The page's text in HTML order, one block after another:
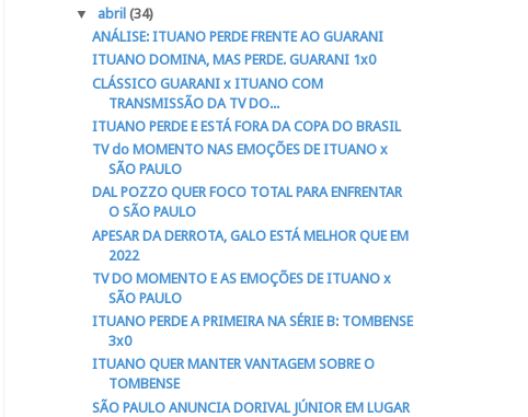
▼ abril (34)
ANÁLISE: ITUANO PERDE FRENTE AO GUARANI
ITUANO DOMINA, MAS PERDE. GUARANI 1x0
CLÁSSICO GUARANI x ITUANO COM
TRANSMISSÃO DA TV DO...
ITUANO PERDE E ESTÁ FORA DA COPA DO BRASIL
TV do MOMENTO NAS EMOÇÕES DE ITUANO x
SÃO PAULO
DAL POZZO QUER FOCO TOTAL PARA ENFRENTAR
O SÃO PAULO
APESAR DA DERROTA, GALO ESTÁ MELHOR QUE EM
2022
TV DO MOMENTO E AS EMOÇÕES DE ITUANO x
SÃO PAULO
ITUANO PERDE A PRIMEIRA NA SÉRIE B: TOMBENSE
3x0
ITUANO QUER MANTER VANTAGEM SOBRE O
TOMBENSE
SÃO PAULO ANUNCIA DORIVAL JÚNIOR EM LUGAR